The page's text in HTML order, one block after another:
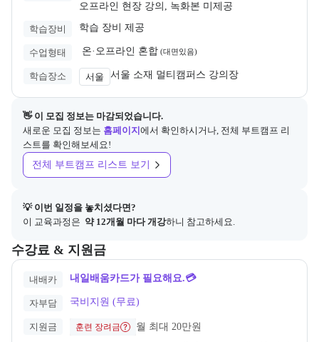
오프라인 현장 강의, 녹화본 미제공
학습장비 학습 장비 제공
수업형태 온·오프라인 혼합 (대면있음)
학습장소 서울 서울 소재 멀티캠퍼스 강의장
👋 이 모집 정보는 마감되었습니다.
새로운 모집 정보는 홈페이지 에서 확인하시거나, 전체 부트캠프 리
스트를 확인해보세요!
전체 부트캠프 리스트 보기
💡 이번 일정을 놓치셨다면?
이 교육과정은 약 12개월 마다 개강하니 참고하세요.
수강료 & 지원금
교육과정의 비용 및 결제 관련 정보를 안내한다. 필요 시 정부지원 과
내배카 내일배움카드가 필요해요.💳
자부담 국비지원 (무료)
지원금 훈련 장려금 월 최대 20만원